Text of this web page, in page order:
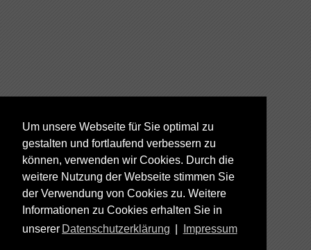
Um unsere Webseite für Sie optimal zu
gestalten und fortlaufend verbessern zu
können, verwenden wir Cookies. Durch die
weitere Nutzung der Webseite stimmen Sie
der Verwendung von Cookies zu. Weitere
Informationen zu Cookies erhalten Sie in
unserer Datenschutzerklärung Impressum